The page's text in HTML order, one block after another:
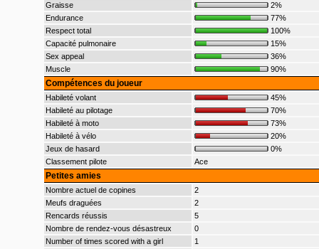
Graisse
2%
Endurance
77%
Respect total
100%
Capacité pulmonaire
15%
Sex appeal
36%
Muscle
90%
Compétences du joueur
Habileté volant
45%
Habileté au pilotage
70%
Habileté à moto
73%
Habileté à vélo
20%
Jeux de hasard
0%
Classement pilote
Ace
Petites amies
Nombre actuel de copines
2
Meufs draguées
2
Rencards réussis
5
Nombre de rendez-vous désastreux
0
Number of times scored with a girl
1